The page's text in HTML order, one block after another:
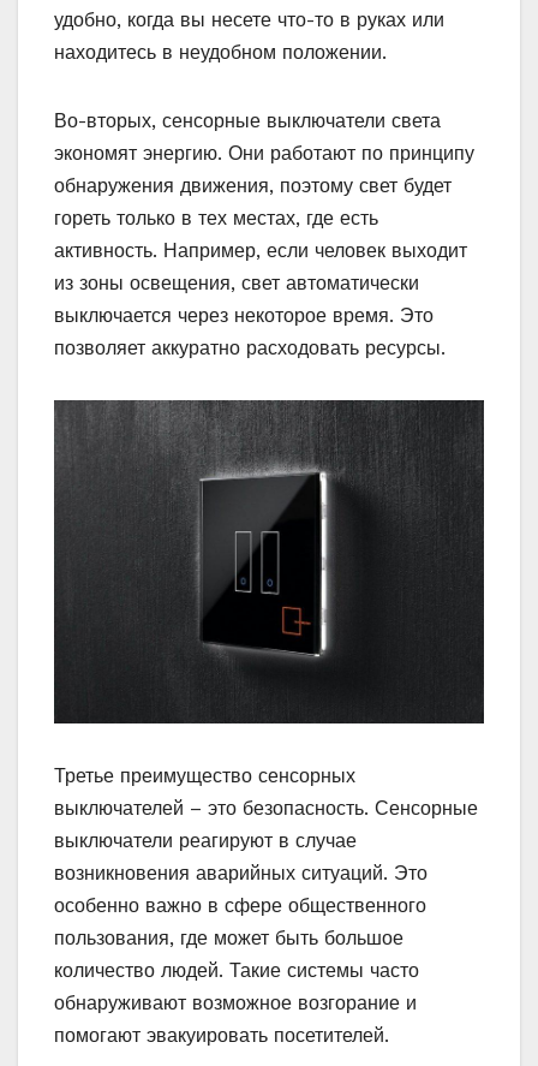
удобно, когда вы несете что-то в руках или
находитесь в неудобном положении.
Во-вторых, сенсорные выключатели света
экономят энергию. Они работают по принципу
обнаружения движения, поэтому свет будет
гореть только в тех местах, где есть
активность. Например, если человек выходит
из зоны освещения, свет автоматически
выключается через некоторое время. Это
позволяет аккуратно расходовать ресурсы.
Третье преимущество сенсорных
выключателей – это безопасность. Сенсорные
выключатели реагируют в случае
возникновения аварийных ситуаций. Это
особенно важно в сфере общественного
пользования, где может быть большое
количество людей. Такие системы часто
обнаруживают возможное возгорание и
помогают эвакуировать посетителей.